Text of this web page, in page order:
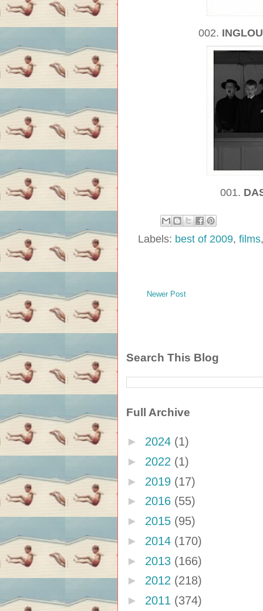
002.
001.
Labels: best of 2009, films
Newer Post
Search This Blog
Full Archive
► 2024 (1)
► 2022 (1)
► 2019 (17)
► 2016 (55)
► 2015 (95)
► 2014 (170)
► 2013 (166)
► 2012 (218)
► 2011 (374)